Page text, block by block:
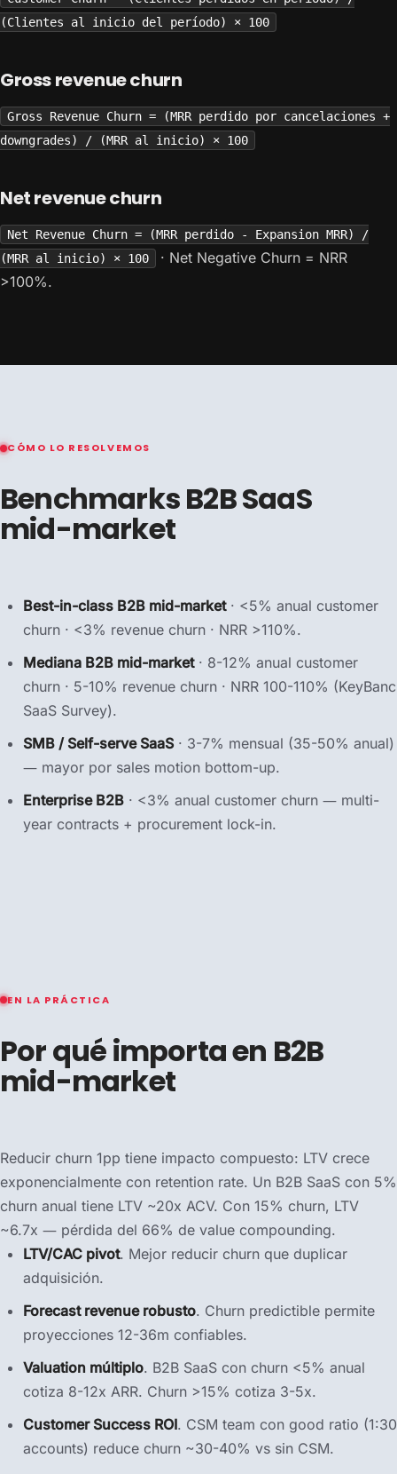
(Clientes al inicio del período) × 100
Gross revenue churn
Gross Revenue Churn = (MRR perdido por cancelaciones +
downgrades) / (MRR al inicio) × 100
Net revenue churn
Net Revenue Churn = (MRR perdido - Expansion MRR) /
(MRR al inicio) × 100
· Net Negative Churn = NRR
>100%.
CÓMO LO RESOLVEMOS
Benchmarks B2B SaaS
mid-market
Best-in-class B2B mid-market· <5% anual customer
churn · <3% revenue churn · NRR >110%.
Mediana B2B mid-market· 8-12% anual customer
churn · 5-10% revenue churn · NRR 100-110% (KeyBanc
SaaS Survey).
SMB / Self-serve SaaS· 3-7% mensual (35-50% anual)
— mayor por sales motion bottom-up.
Enterprise B2B · <3% anual customer churn — multi-
year contracts + procurement lock-in.
EN LA PRÁCTICA
Por qué importa en B2B
mid-market
Reducir churn 1pp tiene impacto compuesto: LTV crece
exponencialmente con retention rate. Un B2B SaaS con 5%
churn anual tiene LTV ~20x ACV. Con 15% churn, LTV
~6.7x — pérdida del 66% de value compounding.
LTV/CAC pivot. Mejor reducir churn que duplicar
adquisición.
Forecast revenue robusto. Churn predictible permite
proyecciones 12-36m confiables.
Valuation múltiplo. B2B SaaS con churn <5% anual
cotiza 8-12x ARR. Churn >15% cotiza 3-5x.
Customer Success ROI. CSM team con good ratio (1:30
accounts) reduce churn ~30-40% vs sin CSM.